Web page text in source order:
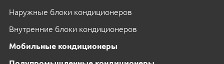
Наружные блоки кондиционеров
Внутренние блоки кондиционеров
Мобильные кондиционеры